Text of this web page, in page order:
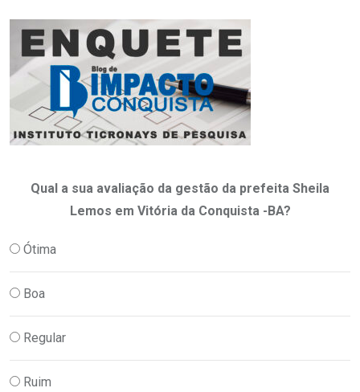
Qual a sua avaliação da gestão da prefeita Sheila
Lemos em Vitória da Conquista -BA?
Ótima
Boa
Regular
Ruim